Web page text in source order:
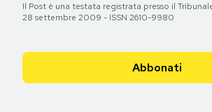
Il Post è una testata registrata presso il
28 settembre 2009 - ISSN 2610-9980
Abbonati